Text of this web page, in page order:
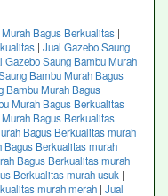
Bagus Berkualitas |
| Jual Gazebo Saung
Gazebo Saung Bambu Murah
Bambu Murah Bagus
Bambu Murah Bagus
Murah Bagus Berkualitas
Bagus Berkualitas
Bagus Berkualitas murah
Bagus Berkualitas murah
Bagus Berkualitas murah
Berkualitas murah usuk |
murah merah | Jual